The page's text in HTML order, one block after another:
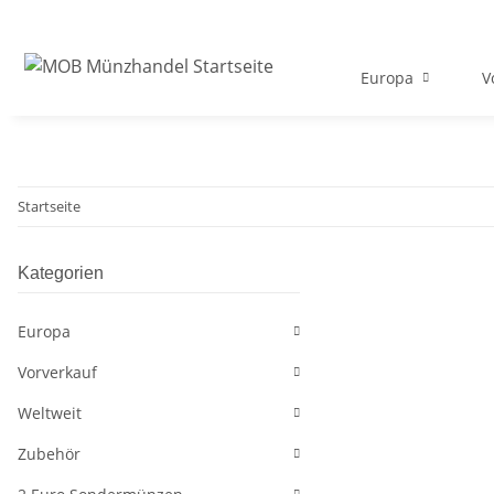
Europa
Startseite
Kategorien
Europa
Vorverkauf
Weltweit
Zubehör